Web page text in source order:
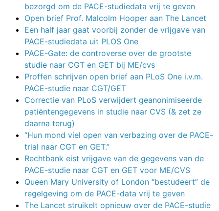
bezorgd om de PACE-studiedata vrij te geven
Open brief Prof. Malcolm Hooper aan The Lancet
Een half jaar gaat voorbij zonder de vrijgave van
PACE-studiedata uit PLOS One
PACE-Gate: de controverse over de grootste
studie naar CGT en GET bij ME/cvs
Proffen schrijven open brief aan PLoS One i.v.m.
PACE-studie naar CGT/GET
Correctie van PLoS verwijdert geanonimiseerde
patiëntengegevens in studie naar CVS (& zet ze
daarna terug)
“Hun mond viel open van verbazing over de PACE-
trial naar CGT en GET.”
Rechtbank eist vrijgave van de gegevens van de
PACE-studie naar CGT en GET voor ME/CVS
Queen Mary University of London “bestudeert” de
regelgeving om de PACE-data vrij te geven
The Lancet struikelt opnieuw over de PACE-studie